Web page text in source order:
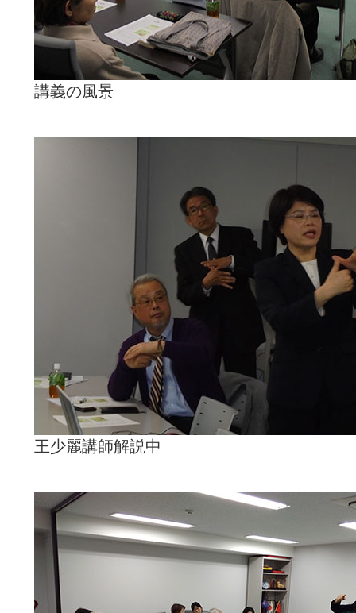
講義の風景
王少麗講師解説中